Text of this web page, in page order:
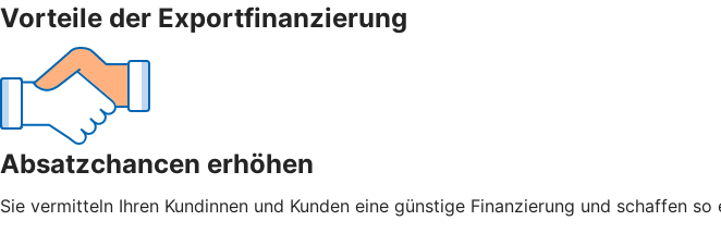
Vorteile der Exportfinanzierung
Absatzchancen erhöhen
Sie vermitteln Ihren Kundinnen und Kunden eine günstige Finanzierung und schaffen